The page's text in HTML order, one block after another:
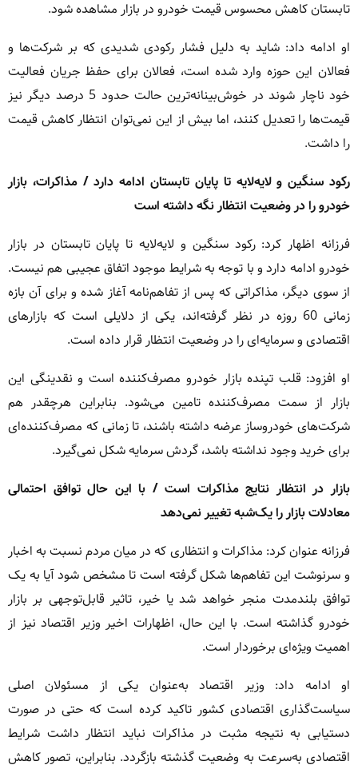
تابستان کاهش محسوس قیمت خودرو در بازار مشاهده شود.
او ادامه داد: شاید به دلیل فشار رکودی شدیدی که بر شرکت‌ها و
فعالان این حوزه وارد شده است، فعالان برای حفظ جریان فعالیت
خود ناچار شوند در خوش‌بینانه‌ترین حالت حدود 5 درصد دیگر نیز
قیمت‌ها را تعدیل کنند، اما بیش از این نمی‌توان انتظار کاهش قیمت
را داشت.
رکود سنگین و لایه‌لایه تا پایان تابستان ادامه دارد / مذاکرات، بازار
خودرو را در وضعیت انتظار نگه داشته است
فرزانه اظهار کرد: رکود سنگین و لایه‌لایه تا پایان تابستان در بازار
خودرو ادامه دارد و با توجه به شرایط موجود اتفاق عجیبی هم نیست.
از سوی دیگر، مذاکراتی که پس از تفاهم‌نامه آغاز شده و برای آن بازه
زمانی 60 روزه در نظر گرفته‌اند، یکی از دلایلی است که بازارهای
اقتصادی و سرمایه‌ای را در وضعیت انتظار قرار داده است.
او افزود: قلب تپنده بازار خودرو مصرف‌کننده است و نقدینگی این
بازار از سمت مصرف‌کننده تامین می‌شود. بنابراین هرچقدر هم
شرکت‌های خودروساز عرضه داشته باشند، تا زمانی که مصرف‌کننده‌ای
برای خرید وجود نداشته باشد، گردش سرمایه شکل نمی‌گیرد.
بازار در انتظار نتایج مذاکرات است / با این حال توافق احتمالی
معادلات بازار را یک‌شبه تغییر نمی‌دهد
فرزانه عنوان کرد: مذاکرات و انتظاری که در میان مردم نسبت به اخبار
و سرنوشت این تفاهم‌ها شکل گرفته است تا مشخص شود آیا به یک
توافق بلندمدت منجر خواهد شد یا خیر، تاثیر قابل‌توجهی بر بازار
خودرو گذاشته است. با این حال، اظهارات اخیر وزیر اقتصاد نیز از
اهمیت ویژه‌ای برخوردار است.
او ادامه داد: وزیر اقتصاد به‌عنوان یکی از مسئولان اصلی
سیاست‌گذاری اقتصادی کشور تاکید کرده است که حتی در صورت
دستیابی به نتیجه مثبت در مذاکرات نباید انتظار داشت شرایط
اقتصادی به‌سرعت به وضعیت گذشته بازگردد. بنابراین، تصور کاهش